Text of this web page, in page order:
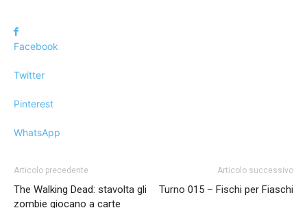
Facebook
Twitter
Pinterest
WhatsApp
Articolo precedente
The Walking Dead: stavolta gli
zombie giocano a carte
Articolo successivo
Turno 015 – Fischi per Fiaschi